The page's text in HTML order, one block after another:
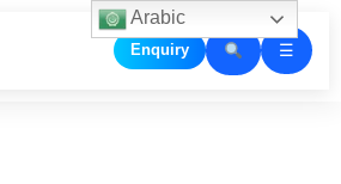
Enquiry ☰
Arabic